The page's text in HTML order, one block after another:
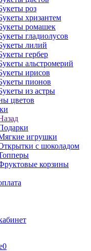
роз
хризантем
ромашек
гладиолусов
лилий
гербер
альстромерий
ирисов
пионов
из астры
цветов
игрушки
с шоколадом
корзины
0